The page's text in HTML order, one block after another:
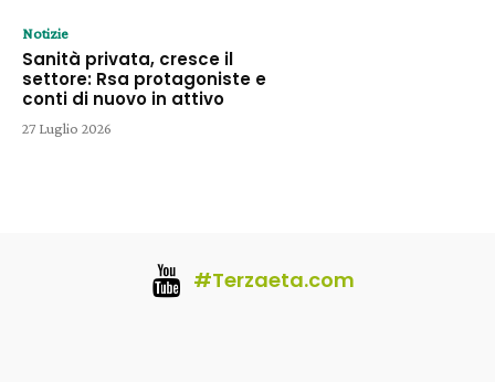
Notizie
Sanità privata, cresce il
settore: Rsa protagoniste e
conti di nuovo in attivo
27 Luglio 2026
#Terzaeta.com